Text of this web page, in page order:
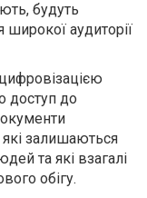
будуть
широкої аудиторії
доступ до
залишаються
та які взагалі
обігу.